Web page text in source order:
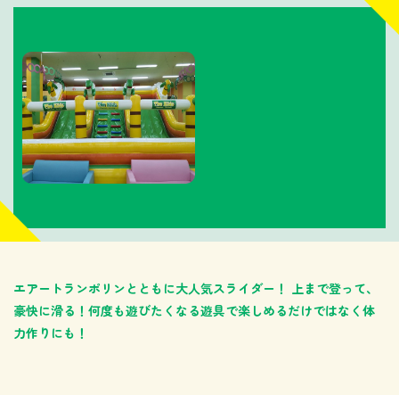
エアートランポリンとともに大人気スライダー！ 上まで登って、
豪快に滑る！何度も遊びたくなる遊具で楽しめるだけではなく体
力作りにも！